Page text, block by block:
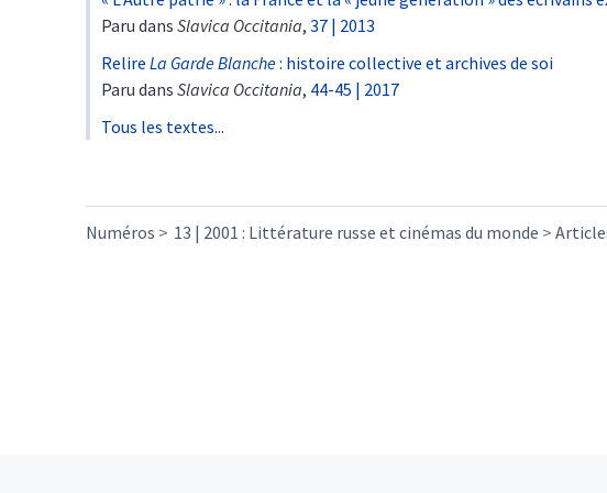
Paru dans Slavica Occitania, 37 | 2013
Relire La Garde Blanche: histoire collective et archives de soi
Paru dans Slavica Occitania, 44-45 | 2017
Tous les textes...
Numéros 13 | 2001 : Littérature russe et cinémas du monde